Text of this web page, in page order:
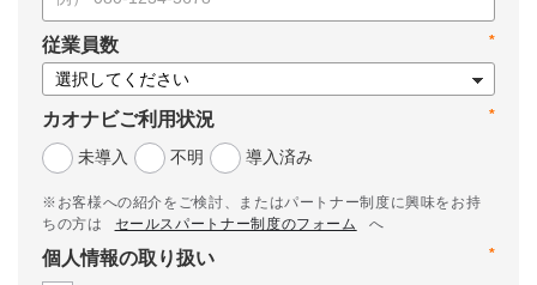
*
従業員数
*
カオナビご利用状況
未導入
不明 導入済み
※お客様への紹介をご検討、またはパートナー制度に興味をお持
ちの方は
セールスパートナー制度のフォーム
へ
*
個人情報の取り扱い